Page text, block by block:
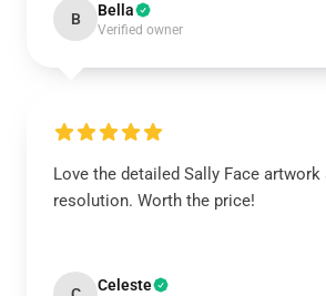
B Bella
Verified owner
Love the detailed Sally Face artwork
resolution. Worth the price!
Celeste